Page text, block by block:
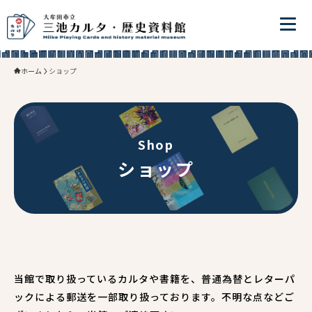
ホーム ショップ
Shop
ショップ
当館で取り扱っているカルタや書籍を、普通為替とレターパ
ックによる郵送を一部取り扱っております。不明な点などご